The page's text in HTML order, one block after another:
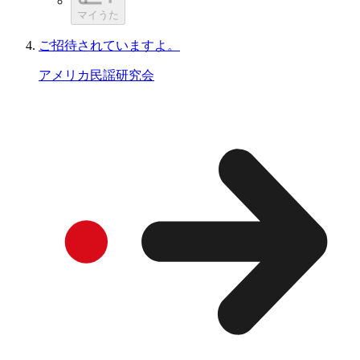
マイうた
ご招待されていますよ。
アメリカ民謡研究会